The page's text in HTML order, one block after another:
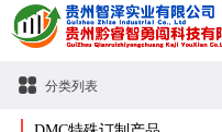
分类列表